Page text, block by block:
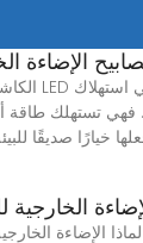
الإضاءة
تستهلك طاقة
خيارًا صديقًا
الخارجية